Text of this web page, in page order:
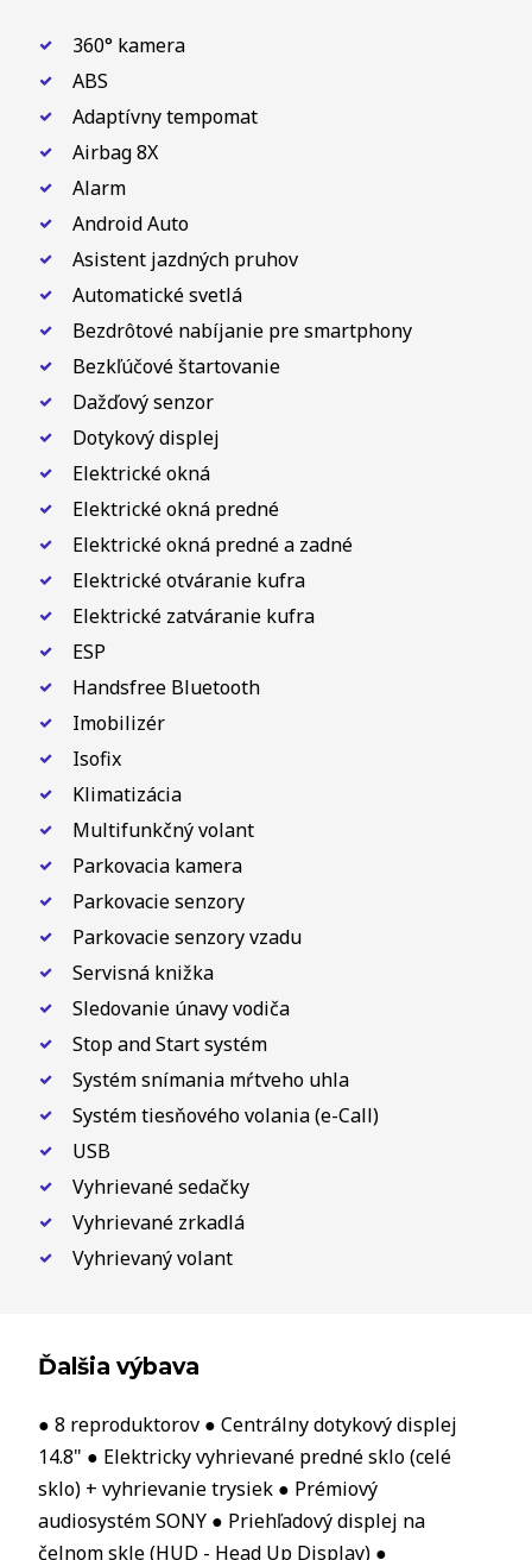
360° kamera
ABS
Adaptívny tempomat
Airbag 8X
Alarm
Android Auto
Asistent jazdných pruhov
Automatické svetlá
Bezdrôtové nabíjanie pre smartphony
Bezkľúčové štartovanie
Dažďový senzor
Dotykový displej
Elektrické okná
Elektrické okná predné
Elektrické okná predné a zadné
Elektrické otváranie kufra
Elektrické zatváranie kufra
ESP
Handsfree Bluetooth
Imobilizér
Isofix
Klimatizácia
Multifunkčný volant
Parkovacia kamera
Parkovacie senzory
Parkovacie senzory vzadu
Servisná knižka
Sledovanie únavy vodiča
Stop and Start systém
Systém snímania mŕtveho uhla
Systém tiesňového volania (e-Call)
USB
Vyhrievané sedačky
Vyhrievané zrkadlá
Vyhrievaný volant
Ďalšia výbava
● 8 reproduktorov ● Centrálny dotykový displej
14.8" ● Elektricky vyhrievané predné sklo (celé
sklo) + vyhrievanie trysiek ● Prémiový
audiosystém SONY ● Priehľadový displej na
čelnom skle (HUD - Head Up Display) ●